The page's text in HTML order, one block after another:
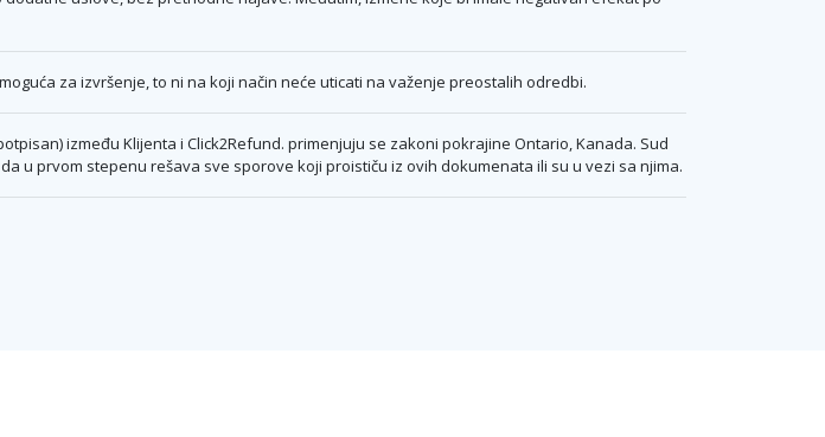
za izvršenje, to ni na koji način neće uticati na važenje preostalih odredbi.
između Klijenta i Click2Refund. primenjuju se zakoni pokrajine Ontario, Kanada. Sud
u prvom stepenu rešava sve sporove koji proističu iz ovih dokumenata ili su u vezi sa njima.